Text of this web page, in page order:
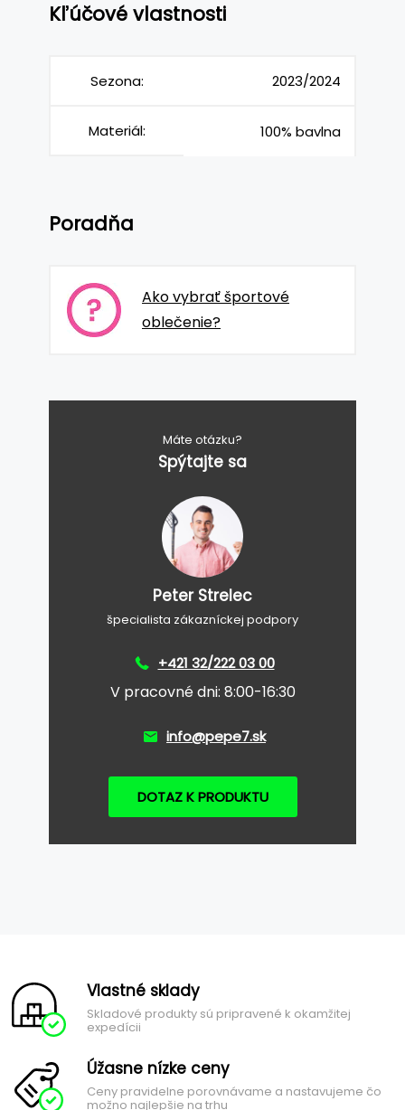
Kľúčové vlastnosti
Sezona: 2023/2024
Materiál: 100% bavlna
Poradňa
Ako vybrať športové
oblečenie?
Máte otázku?
Spýtajte sa
Peter Strelec
špecialista zákazníckej podpory
+421 32/222 03 00
V pracovné dni: 8:00-16:30
info@pepe7.sk
DOTAZ K PRODUKTU
Vlastné sklady
Skladové produkty sú pripravené k okamžitej
expedícii
Úžasne nízke ceny
Ceny pravidelne porovnávame a nastavujeme čo
možno najlepšie na trhu